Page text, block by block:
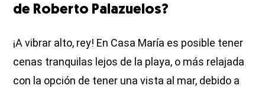
de Roberto Palazuelos?
¡A vibrar alto, rey! En Casa María es posible tener
cenas tranquilas lejos de la playa, o más relajada
con la opción de tener una vista al mar, debido a